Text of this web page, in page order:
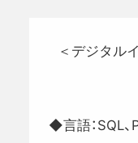
＜デジタル
◆言語：SQL